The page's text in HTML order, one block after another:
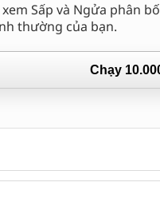
Sấp và Ngửa phân
thường của bạn.
Chạy